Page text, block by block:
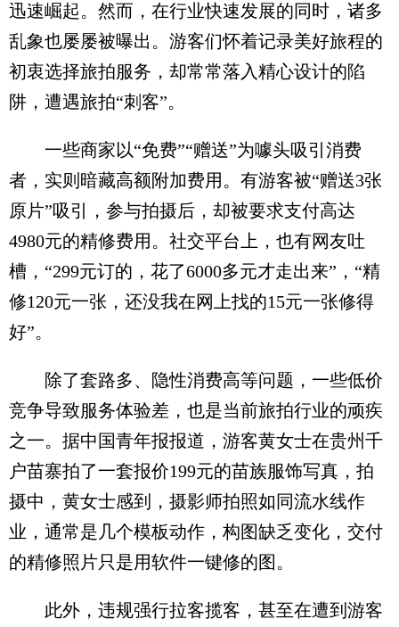
迅速崛起。然而，在行业快速发展的同时，诸多
乱象也屡屡被曝出。游客们怀着记录美好旅程的
初衷选择旅拍服务，却常常落入精心设计的陷
阱，遭遇旅拍“刺客”。
一些商家以“免费”“赠送”为噱头吸引消费
者，实则暗藏高额附加费用。有游客被“赠送3张
原片”吸引，参与拍摄后，却被要求支付高达
4980元的精修费用。社交平台上，也有网友吐
槽，“299元订的，花了6000多元才走出来”，“精
修120元一张，还没我在网上找的15元一张修得
好”。
除了套路多、隐性消费高等问题，一些低价
竞争导致服务体验差，也是当前旅拍行业的顽疾
之一。据中国青年报报道，游客黄女士在贵州千
户苗寨拍了一套报价199元的苗族服饰写真，拍
摄中，黄女士感到，摄影师拍照如同流水线作
业，通常是几个模板动作，构图缺乏变化，交付
的精修照片只是用软件一键修的图。
此外，违规强行拉客揽客，甚至在遭到游客